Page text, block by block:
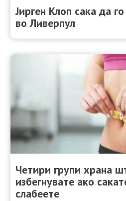
Јирген Клоп сака да
во Ливерпул
Четири групи храна
избегнувате ако
слабеете